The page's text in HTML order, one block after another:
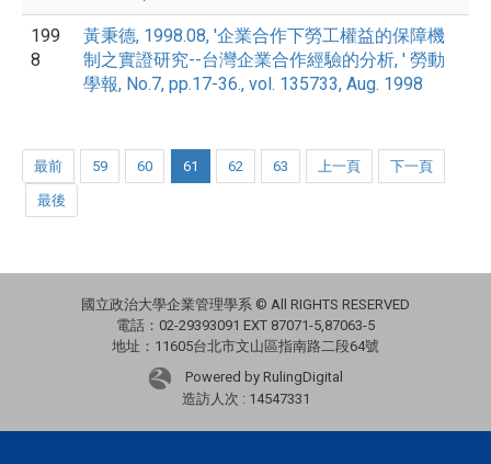
199
8
黃秉德, 1998.08, '企業合作下勞工權益的保障機
制之實證研究--台灣企業合作經驗的分析, ' 勞動
學報, No.7, pp.17-36., vol. 135733, Aug. 1998
最前 59 60 61 62 63 上一頁 下一頁
最後
國立政治大學企業管理學系 © All RIGHTS RESERVED
電話：02-29393091 EXT 87071-5,87063-5
地址：11605台北市文山區指南路二段64號
Powered by RulingDigital
造訪人次 : 14547331